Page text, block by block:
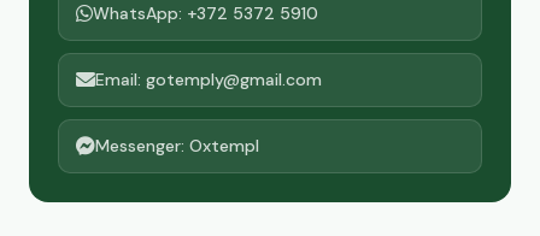
WhatsApp: +372 5372 5910
Email: gotemply@gmail.com
Messenger: Oxtempl